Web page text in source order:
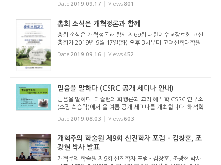
17일(화) 오후 3시 고려신학대학원(충남 천안시 삼룡동 소재)
Date 2019.09.17 Views 801
총회 소식은 개혁정론과 함께
총회 소식은 개혁정론과 함께 제69회 대한예수교장로회 고신
총회가 2019년 9월 17일(화) 오후 3시부터 고려신학대학원
대강당에서 열립니다. 올해도 개혁정론은 총회 소식을 발빠르
게 전할 예정입니다. 뿐만 아니라 개혁신학의 관점에서 총회의
Date 2019.09.16 Views452
믿음을 말하다 (CSRC 공개 세미나 안내)
믿음을 말하다: 티슬턴의 화행론과 교리 해석학 CSRC 연구소
(소장 최승락)에서 올 여름 공개 세미나를 개최합니다. 해석학
과 성경해석을 접목시킨 세계적인 거장 앤토니 티슬턴(Antho
ny C. Thieselton)의 주요 저술 [교리 해석학]을 살펴봅니다.
Date 2019.08.03 Views 603
개혁주의 학술원 제9회 신진학자 포럼 - 김창훈, 조
광현 박사 발표
개혁주의 학술원 제9회 신진학자 포럼 - 김창훈, 조광현 박사